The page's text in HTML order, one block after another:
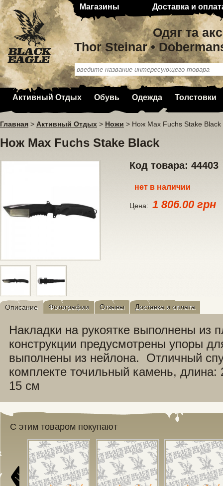
Магазины Доставка и
Одяг та
Thor Steinar •
Активный Отдых Обувь Одежда Толстовки
Главная > Активный Отдых > Ножи > Нож Max Fuchs Stake Black
Нож Max Fuchs Stake Black
Код товара: 44403
нет в наличии
Цена: 1 806.00 грн
Описание Фотографии Отзывы Доставка и оплата
Накладки на рукоятке выполнены из
конструкции предусмотрены упоры
выполнены из нейлона. Отличный
комплекте точильный камень, длина:
15 см
С этим товаром покупают